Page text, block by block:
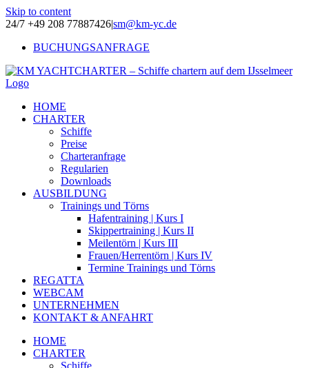
Skip to content
24/7 +49 208 77887426|sm@km-yc.de
BUCHUNGSANFRAGE
HOME
CHARTER
Schiffe
Preise
Charteranfrage
Regularien
Downloads
AUSBILDUNG
Trainings und Törns
Hafentraining | Kurs I
Skippertraining | Kurs II
Meilentörn | Kurs III
Frauen/Herrentörn | Kurs IV
Termine Trainings und Törns
REGATTA
WEBCAM
UNTERNEHMEN
KONTAKT & ANFAHRT
HOME
CHARTER
Schiffe